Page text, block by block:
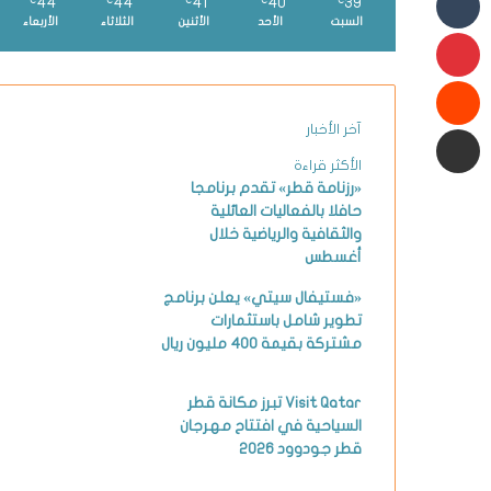
السبت الأحد الأثنين الثلاثاء الأربعاء
آخر الأخبار
الأكثر قراءة
«رزنامة قطر» تقدم برنامجا
حافلا بالفعاليات العائلية
والثقافية والرياضية خلال
أغسطس
«فستيفال سيتي» يعلن برنامج
تطوير شامل باستثمارات
مشتركة بقيمة 400 مليون ريال
Visit Qatar تبرز مكانة قطر
السياحية في افتتاح مهرجان
قطر جودوود 2026
بينتيريست
شارك عبر البريد الإلكتروني